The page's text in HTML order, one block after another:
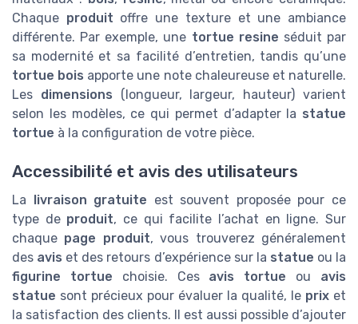
Chaque produit offre une texture et une ambiance
différente. Par exemple, une tortue resine séduit par
sa modernité et sa facilité d’entretien, tandis qu’une
tortue bois apporte une note chaleureuse et naturelle.
Les dimensions (longueur, largeur, hauteur) varient
selon les modèles, ce qui permet d’adapter la statue
tortue à la configuration de votre pièce.
Accessibilité et avis des utilisateurs
La livraison gratuite est souvent proposée pour ce
type de produit, ce qui facilite l’achat en ligne. Sur
chaque page produit, vous trouverez généralement
des avis et des retours d’expérience sur la statue ou la
figurine tortue choisie. Ces avis tortue ou avis
statue sont précieux pour évaluer la qualité, le prix et
la satisfaction des clients. Il est aussi possible d’ajouter